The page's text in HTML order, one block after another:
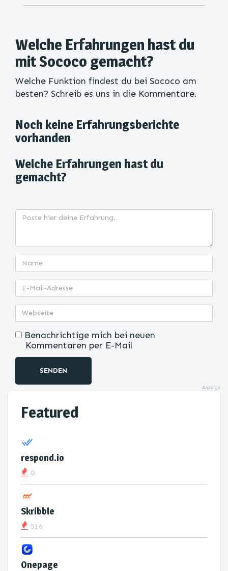
Welche Erfahrungen hast du
mit Sococo gemacht?
Welche Funktion findest du bei Sococo am
besten? Schreib es uns in die Kommentare.
Noch keine Erfahrungsberichte
vorhanden
Welche Erfahrungen hast du
gemacht?
Benachrichtige mich bei neuen
Kommentaren per E-Mail
SENDEN
Anzeige
Featured
respond.io
0
Skribble
516
Onepage